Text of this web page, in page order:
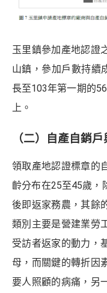
玉里鎮參加產地認證
山鎮，參加戶數持續
長至103年第一期的
上。
（二）自產自銷
領取產地認證標章的
齡分布在25至45歲，
後即返家務農，其餘
類別主要是營建業勞
受訪者返家的動力，
母，而關鍵的轉折因
要人照顧的病痛，另